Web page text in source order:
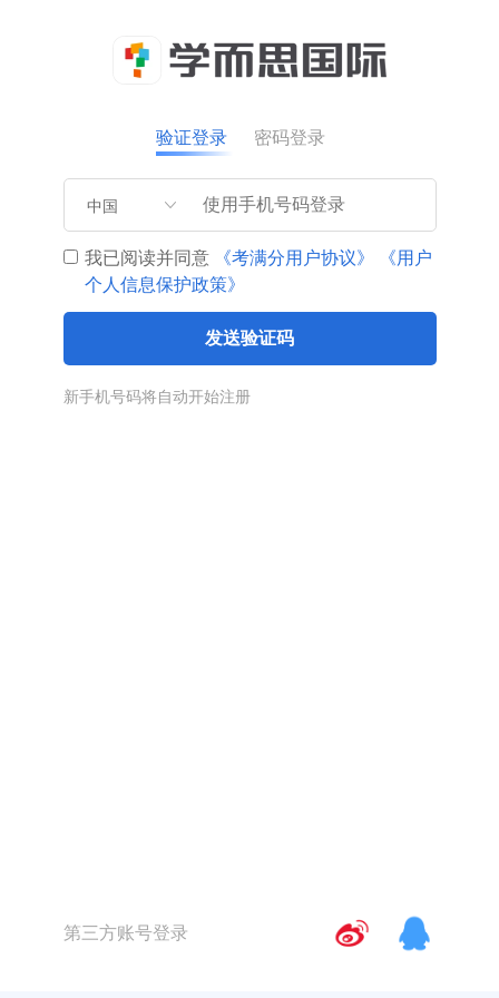
验证登录 密码登录
中国
我已阅读并同意 《考满分用户协议》
《用户
个人信息保护政策》
发送验证码
新手机号码将自动开始注册
第三方账号登录